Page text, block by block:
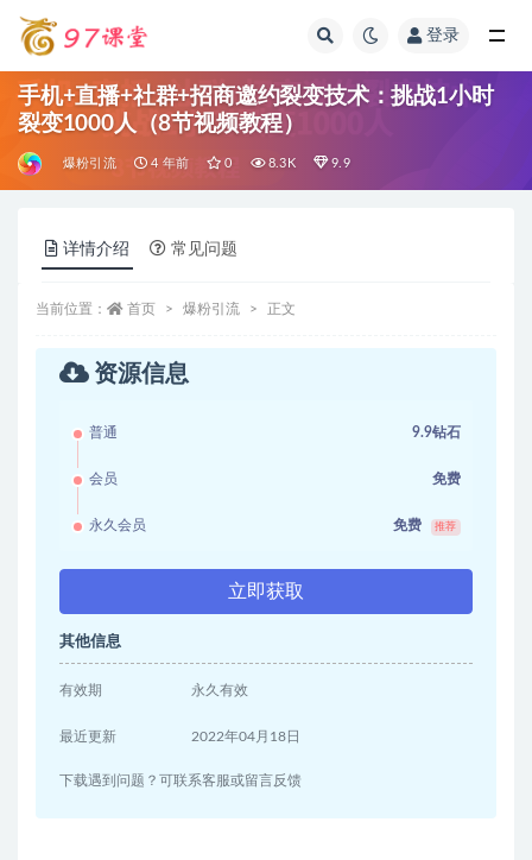
登录
手机+直播+社群+招商邀约裂变技术：挑战1小时
裂变1000人（8节视频教程）
爆粉引流 4 年前 0 8.3K 9.9
详情介绍 常见问题
当前位置： 首页 爆粉引流 正文
资源信息
普通 9.9钻石
会员 免费
永久会员 免费 推荐
立即获取
其他信息
有效期 永久有效
最近更新 2022年04月18日
下载遇到问题？可联系客服或留言反馈